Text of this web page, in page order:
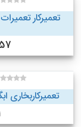
تعمیرکار
تعمیرکاربخاری